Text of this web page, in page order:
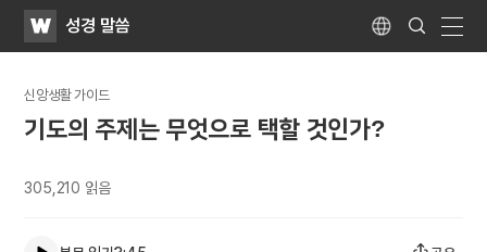
WATV성경 말씀 Language
Search
Submit
신앙생활 가이드
기도의 주제는 무엇으로 택할 것인가?
305,210 읽음